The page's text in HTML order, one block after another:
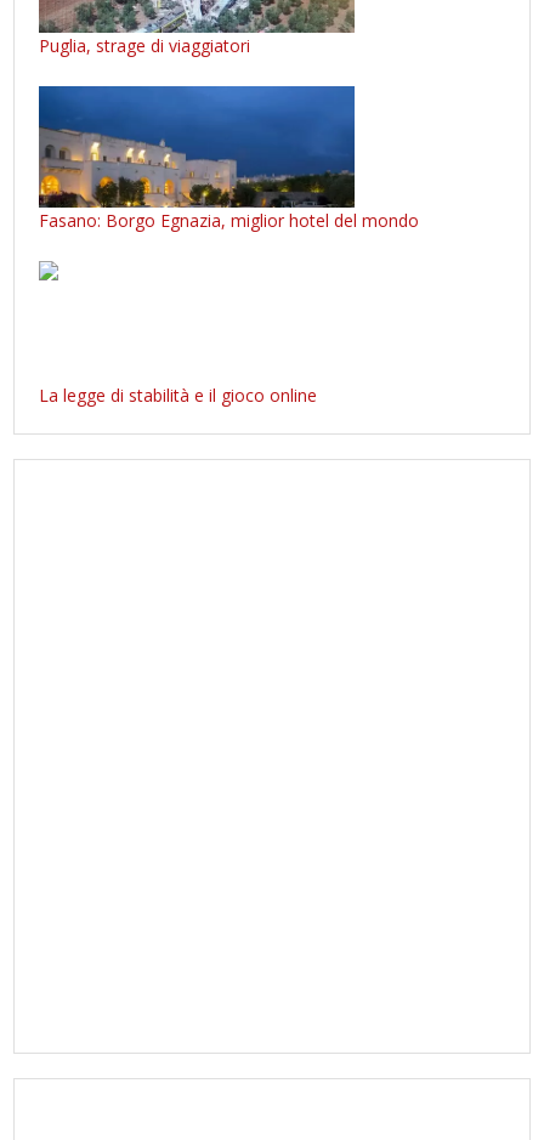
Puglia, strage di viaggiatori
Fasano: Borgo Egnazia, miglior hotel del mondo
La legge di stabilità e il gioco online